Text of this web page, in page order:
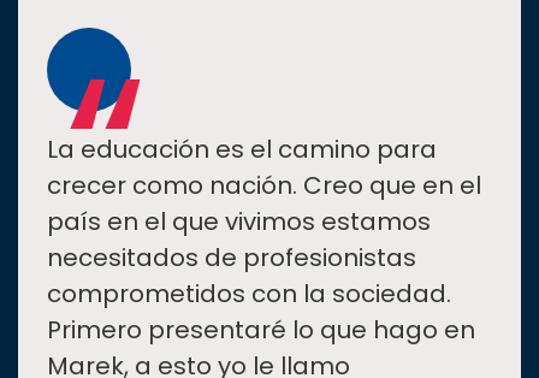
“
La educación es el camino para
crecer como nación. Creo que en el
país en el que vivimos estamos
necesitados de profesionistas
comprometidos con la sociedad.
Primero presentaré lo que hago en
Marek, a esto yo le llamo